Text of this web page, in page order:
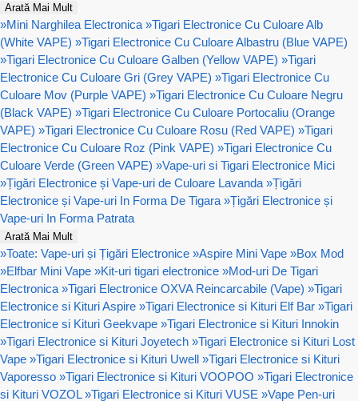
Arată Mai Mult
»Mini Narghilea Electronica »Tigari Electronice Cu Culoare Alb
(White VAPE) »Tigari Electronice Cu Culoare Albastru (Blue VAPE)
»Tigari Electronice Cu Culoare Galben (Yellow VAPE) »Tigari
Electronice Cu Culoare Gri (Grey VAPE) »Tigari Electronice Cu
Culoare Mov (Purple VAPE) »Tigari Electronice Cu Culoare Negru
(Black VAPE) »Tigari Electronice Cu Culoare Portocaliu (Orange
VAPE) »Tigari Electronice Cu Culoare Rosu (Red VAPE) »Tigari
Electronice Cu Culoare Roz (Pink VAPE) »Tigari Electronice Cu
Culoare Verde (Green VAPE) »Vape-uri si Tigari Electronice Mici
»Țigări Electronice și Vape-uri de Culoare Lavanda »Țigări
Electronice și Vape-uri In Forma De Tigara »Țigări Electronice și
Vape-uri In Forma Patrata
Arată Mai Mult
»Toate: Vape-uri și Țigări Electronice »Aspire Mini Vape »Box Mod
»Elfbar Mini Vape »Kit-uri tigari electronice »Mod-uri De Tigari
Electronica »Tigari Electronice OXVA Reincarcabile (Vape) »Tigari
Electronice si Kituri Aspire »Tigari Electronice si Kituri Elf Bar »Tigari
Electronice si Kituri Geekvape »Tigari Electronice si Kituri Innokin
»Tigari Electronice si Kituri Joyetech »Tigari Electronice si Kituri Lost
Vape »Tigari Electronice si Kituri Uwell »Tigari Electronice si Kituri
Vaporesso »Tigari Electronice si Kituri VOOPOO »Tigari Electronice
si Kituri VOZOL »Tigari Electronice si Kituri VUSE »Vape Pen-uri